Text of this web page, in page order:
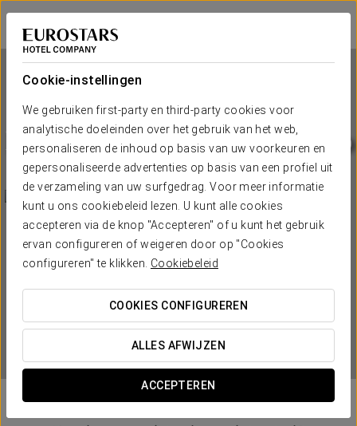
Cookie-instellingen
We gebruiken first-party en third-party cookies voor
analytische doeleinden over het gebruik van het web,
personaliseren de inhoud op basis van uw voorkeuren en
gepersonaliseerde advertenties op basis van een profiel uit
de verzameling van uw surfgedrag. Voor meer informatie
kunt u ons cookiebeleid lezen. U kunt alle cookies
accepteren via de knop "Accepteren" of u kunt het gebruik
ervan configureren of weigeren door op "Cookies
configureren" te klikken. Cookiebeleid
COOKIES CONFIGUREREN
ALLES AFWIJZEN
ACCEPTEREN
Eurostars Gran Hotel Santiago
SANTIAGO DE COMPOSTELLA
Eurostars Gran Hotel Santiago
SANTIAGO DE COMPOSTELLA
WANNEER WIL JE GAAN?